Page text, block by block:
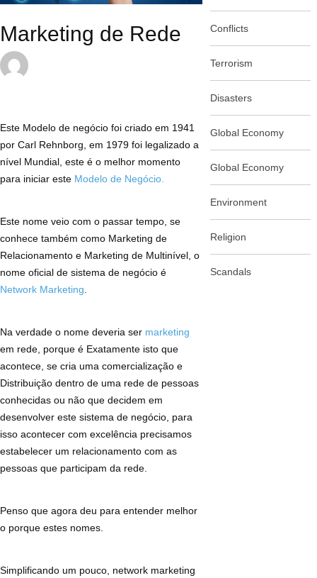
Marketing de Rede
Este Modelo de negócio foi criado em 1941
por Carl Rehnborg, em 1979 foi legalizado a
nível Mundial, este é o melhor momento
para iniciar este Modelo de Negócio.
Este nome veio com o passar tempo, se
conhece também como Marketing de
Relacionamento e Marketing de Multinível, o
nome oficial de sistema de negócio é
Network Marketing
Na verdade o nome deveria ser marketing
em rede, porque é Exatamente isto que
acontece, se cria uma comercialização e
Distribuição dentro de uma rede de pessoas
conhecidas ou não que decidem em
desenvolver este sistema de negócio, para
isso acontecer com excelência precisamos
estabelecer um relacionamento com as
pessoas que participam da rede.
Penso que agora deu para entender melhor
o porque estes nomes.
Simplificando um pouco, network marketing
Conflicts
Terrorism
Disasters
Global Economy
Global Economy
Environment
Religion
Scandals